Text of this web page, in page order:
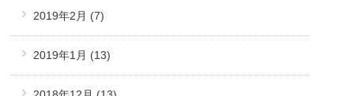
2019年2月 (7)
2019年1月 (13)